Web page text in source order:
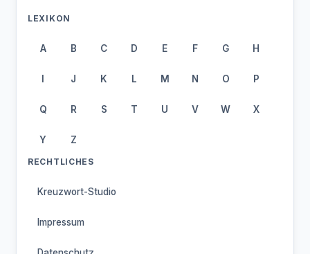
LEXIKON
A B C D E F G H
I J K L M N O P
Q R S T U V W X
Y Z
RECHTLICHES
Kreuzwort-Studio
Impressum